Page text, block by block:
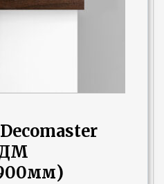
ДМ